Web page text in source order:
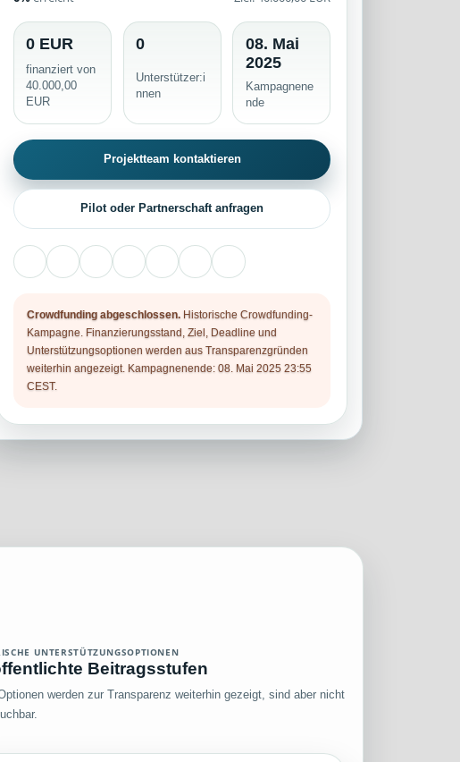
werden serverseitig geprüft.
0 EUR
finanziert von
40.000,00
EUR
0
Unterstützer:i
nnen
08. Mai
2025
Kampagnene
nde
Projektteam kontaktieren
Pilot oder Partnerschaft anfragen
Crowdfunding abgeschlossen.Historische Crowdfunding-
Kampagne. Finanzierungsstand, Ziel, Deadline und
Unterstützungsoptionen werden aus Transparenzgründen
weiterhin angezeigt. Kampagnenende: 08. Mai 2025 23:55
CEST.
UNTERSTÜTZUNGSOPTIONEN
Beitragsstufen
werden zur Transparenz weiterhin gezeigt, sind aber nicht